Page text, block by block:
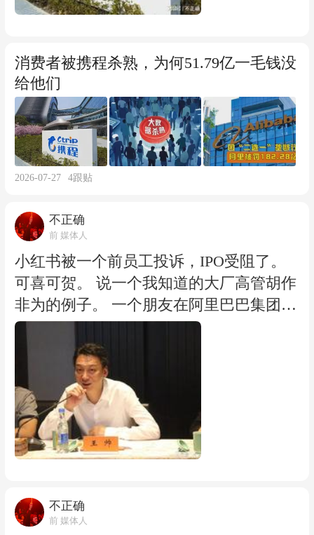
回报。直到51.79亿这记重锤砸下来，游戏
苏一位酒店老板节假日480元一晚的房，
携程给他开了9次。这是算法的霸道，更
是数字的暴力。 当然，酒店也魔高一尺道
高一丈，想尽办法规避，所以，事实上携
程呈现给消费者面前的酒店价格，可能还
是比其他酒店高。 我听说其中的操作包括
商家绕开系统扫描的下述办法：它们在携
程后台上架规则内的基准裸房价，应付平
销账号、旅行社渠道上架特价房，不走酒
销房源。 也就是说，酒店主账号遵守最低
价，但分销渠道可以低价甩卖，系统识别
不到，自然不会触发处罚。 另外，携程佣
样，欢迎知情者留言评论。 很多人误以为
“全网最低价”对消费者是好事。这是一个
错觉。 再加上限流、摘牌、扣除订单储备
金这一套组合拳，携程用流量分配权+技
术手段+经济惩罚三根绳子，把酒店商家
程商业模式的真实底色。
亿。携程这一单，7.5%的罚款比例，是平
是，这是平台经济反垄断第一次真正没收
违法所得。阿里没这一条。 翻译成人话就
是，以前罚款相当于抽你一巴掌，这次是
抽完巴掌再把你裤兜里的赃款掏出来。 携
程一声“全盘接受、坚决服从”，姿态摆得
很正。 但罚了这么多钱，我这些年多付的
房费、被杀熟的差价，能退给我吗？ 答案
是，这51.79亿，跟咱们普通消费者一分钱
关系都没有。#携程被罚51亿# https://mp.w
eixin.qq.com/s/_nEM9fijNdf4qlg31boE5g
消费者被携程杀熟，为何51.79亿一毛钱没
给他们
2026-07-27 4跟贴
不正确
前 媒体人
小红书被一个前员工投诉，IPO受阻了。
可喜可贺。 说一个我知道的大厂高管胡作
非为的例子。 一个朋友在阿里巴巴集团公
关部，当年绩优到什么程度——给马云、
蔡崇达等一众高管写了“战报”，这在当年
数百人的阿里公关部，是唯二的成绩。但
到了年底，不要说晋升了，阿里巴巴公关
副总裁王帅的助理曹筠武却连3.75（优
秀）都没给他，给了个3.5（普通），年终
奖还在3.5基础上砍了一半。 而曹筠武本
天人影都见不到，几乎被总裁吴敏芝要求
开除，后来碰上王帅，他摸准了王帅喜欢
不正确
前 媒体人